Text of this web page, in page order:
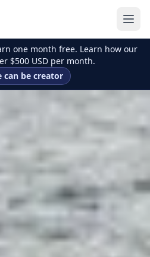
one month free. Learn how our
$500 USD per month.
can be creator